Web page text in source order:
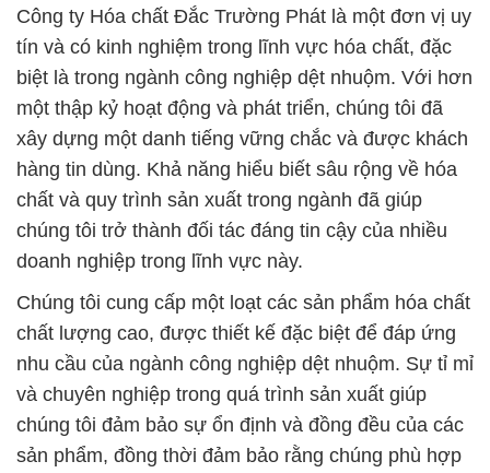
Công ty Hóa chất Đắc Trường Phát là một đơn vị uy
tín và có kinh nghiệm trong lĩnh vực hóa chất, đặc
biệt là trong ngành công nghiệp dệt nhuộm. Với hơn
một thập kỷ hoạt động và phát triển, chúng tôi đã
xây dựng một danh tiếng vững chắc và được khách
hàng tin dùng. Khả năng hiểu biết sâu rộng về hóa
chất và quy trình sản xuất trong ngành đã giúp
chúng tôi trở thành đối tác đáng tin cậy của nhiều
doanh nghiệp trong lĩnh vực này.
Chúng tôi cung cấp một loạt các sản phẩm hóa chất
chất lượng cao, được thiết kế đặc biệt để đáp ứng
nhu cầu của ngành công nghiệp dệt nhuộm. Sự tỉ mỉ
và chuyên nghiệp trong quá trình sản xuất giúp
chúng tôi đảm bảo sự ổn định và đồng đều của các
sản phẩm, đồng thời đảm bảo rằng chúng phù hợp